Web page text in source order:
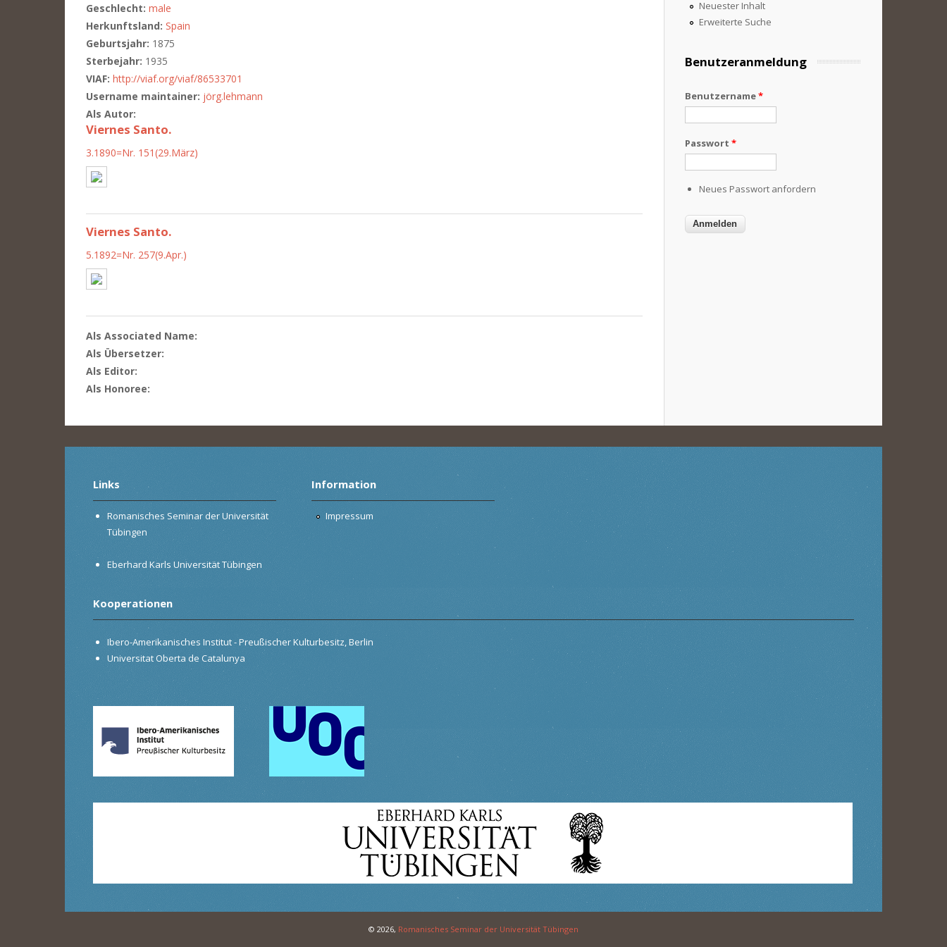
Geschlecht: male
Herkunftsland: Spain
Geburtsjahr: 1875
Sterbejahr: 1935
VIAF: http://viaf.org/viaf/86533701
Username maintainer: jörg.lehmann
Als Autor:
Viernes Santo.
3.1890=Nr. 151(29.März)
Viernes Santo.
5.1892=Nr. 257(9.Apr.)
Als Associated Name:
Als Übersetzer:
Als Editor:
Als Honoree:
Neuester Inhalt
Erweiterte Suche
Benutzeranmeldung
Benutzername*
Passwort *
Neues Passwort anfordern
Links
Romanisches Seminar der Universität
Tübingen
Eberhard Karls Universität Tübingen
Information
Impressum
Kooperationen
Ibero-Amerikanisches Institut - Preußischer Kulturbesitz, Berlin
Universitat Oberta de Catalunya
© 2026, Romanisches Seminar der Universität Tübingen